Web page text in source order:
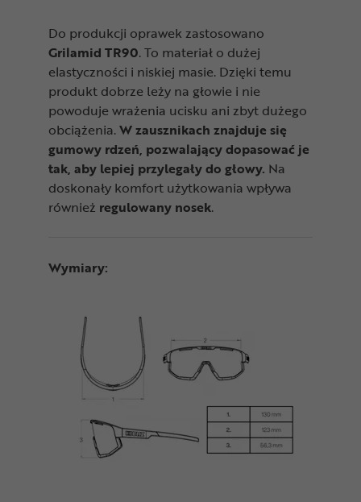
Do produkcji oprawek zastosowano
Grilamid TR90. To materiał o dużej
elastyczności i niskiej masie. Dzięki temu
produkt dobrze leży na głowie i nie
powoduje wrażenia ucisku ani zbyt dużego
obciążenia.W zausznikach znajduje się
gumowy rdzeń, pozwalający dopasować je
tak, aby lepiej przylegały do głowy. Na
doskonały komfort użytkowania wpływa
również regulowany nosek.
Wymiary: